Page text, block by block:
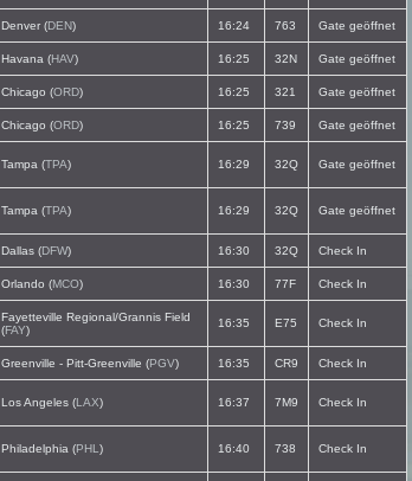
Denver (DEN) 16:24 763 Gate geöffnet
Havana (HAV) 16:25 32N Gate geöffnet
Chicago (ORD) 16:25 321 Gate geöffnet
Chicago (ORD) 16:25 739 Gate geöffnet
Tampa (TPA) 16:29 32Q Gate geöffnet
Tampa (TPA) 16:29 32Q Gate geöffnet
Dallas (DFW) 16:30 32Q Check In
Orlando (MCO) 16:30 77F Check In
Fayetteville Regional/Grannis Field
(FAY)
16:35 E75 Check In
Greenville - Pitt-Greenville (PGV) 16:35 CR9 Check In
Los Angeles (LAX) 16:37 7M9 Check In
Philadelphia (PHL ) 16:40 738 Check In